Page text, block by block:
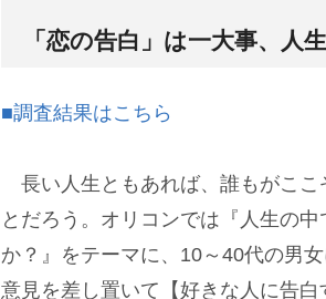
「恋の告白」は一大事、人
■調査結果はこちら
長い人生ともあれば、誰もがここ
とだろう。オリコンでは『人生の
か？』をテーマに、10～40代の男
意見を差し置いて【好きな人に告